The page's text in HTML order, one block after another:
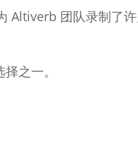
Altiverb 团队录制了
之一。